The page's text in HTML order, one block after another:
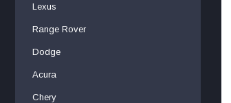
Lexus
Range Rover
Dodge
Acura
Chery